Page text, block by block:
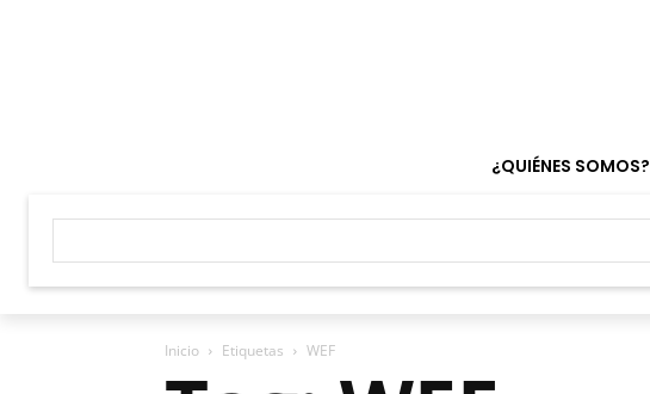
¿QUIÉNES SOMOS?
Inicio Etiquetas WEF